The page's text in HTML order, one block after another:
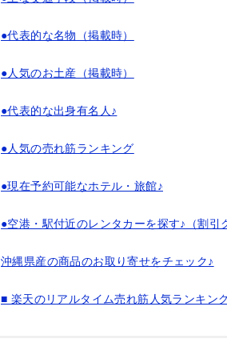
●代表的な名物（掲載時）
●人気のお土産（掲載時）
●代表的な出身有名人♪
●人気の売れ筋ランキング
●現在予約可能なホテル・旅館♪
●空港・駅付近のレンタカーを探す♪（割引
沖縄県産の商品のお取り寄せをチェック♪
■ 楽天のリアルタイム売れ筋人気ランキン